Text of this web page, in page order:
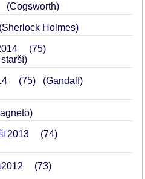
(Cogsworth)
(Sherlock Holmes)
75
75 (Gandalf)
2013
74
2012
73